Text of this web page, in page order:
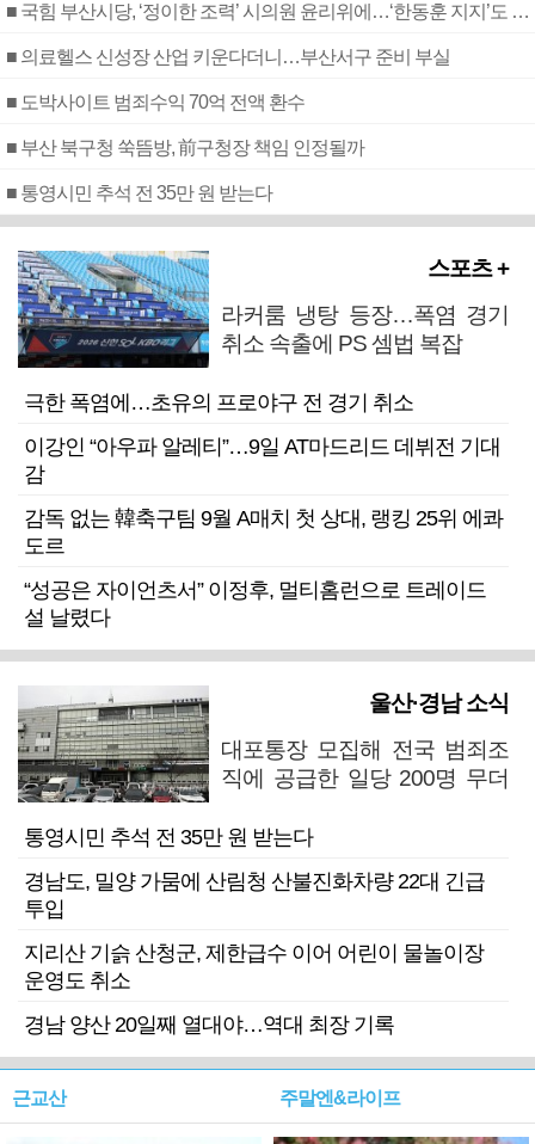
■ 국힘 부산시당, ‘정이한 조력’ 시의원 윤리위에…‘한동훈 지지’도 신고접수
■ 의료헬스 신성장 산업 키운다더니…부산서구 준비 부실
■ 도박사이트 범죄수익 70억 전액 환수
■ 부산 북구청 쑥뜸방, 前구청장 책임 인정될까
■ 통영시민 추석 전 35만 원 받는다
스포츠 +
라커룸 냉탕 등장…폭염 경기
취소 속출에 PS 셈법 복잡
극한 폭염에…초유의 프로야구 전 경기 취소
이강인 “아우파 알레티”…9일 AT마드리드 데뷔전 기대
감
감독 없는 韓축구팀 9월 A매치 첫 상대, 랭킹 25위 에콰
도르
“성공은 자이언츠서” 이정후, 멀티홈런으로 트레이드
설 날렸다
울산·경남 소식
대포통장 모집해 전국 범죄조
직에 공급한 일당 200명 무더
통영시민 추석 전 35만 원 받는다
경남도, 밀양 가뭄에 산림청 산불진화차량 22대 긴급
투입
지리산 기슭 산청군, 제한급수 이어 어린이 물놀이장
운영도 취소
경남 양산 20일째 열대야…역대 최장 기록
근교산 주말엔&라이프